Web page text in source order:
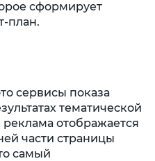
сформирует
план.
сервисы показа
тематической
отображается
части страницы
самый